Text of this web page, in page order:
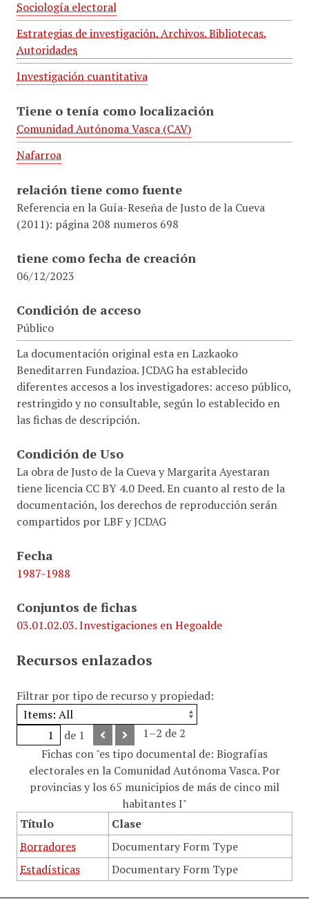
Sociología electoral
Estrategias de investigación. Archivos. Bibliotecas.
Autoridades
Investigación cuantitativa
Tiene o tenía como localización
Comunidad Autónoma Vasca (CAV)
Nafarroa
relación tiene como fuente
Referencia en la Guía-Reseña de Justo de la Cueva
(2011): página 208 numeros 698
tiene como fecha de creación
06/12/2023
Condición de acceso
Público
La documentación original esta en Lazkaoko
Beneditarren Fundazioa. JCDAG ha establecido
diferentes accesos a los investigadores: acceso público,
restringido y no consultable, según lo establecido en
las fichas de descripción.
Condición de Uso
La obra de Justo de la Cueva y Margarita Ayestaran
tiene licencia CC BY 4.0 Deed. En cuanto al resto de la
documentación, los derechos de reproducción serán
compartidos por LBF y JCDAG
Fecha
1987-1988
Conjuntos de fichas
03.01.02.03. Investigaciones en Hegoalde
Recursos enlazados
Filtrar por tipo de recurso y propiedad:
de 1
1–2 de 2
Fichas con "es tipo documental de: Biografías
electorales en la Comunidad Autónoma Vasca. Por
provincias y los 65 municipios de más de cinco mil
habitantes I"
Título
Clase
Borradores
Documentary Form Type
Estadísticas
Documentary Form Type